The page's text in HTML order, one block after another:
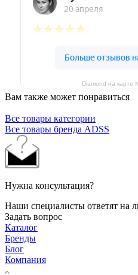
Diamond на карте
Вам также может понравиться
Все товары категории
Все товары бренда ADSS
Нужна консультация?
Наши специалисты ответят на
Задать вопрос
Каталог
Бренды
Блог
Компания